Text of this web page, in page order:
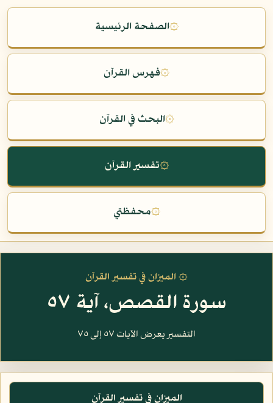
۞الصفحة الرئيسية
۞فهرس القرآن
۞البحث في القرآن
۞تفسير القرآن
۞محفظتي
۞ الميزان في تفسير القرآن
سورة القصص، آية ٥٧
التفسير يعرض الآيات ٥٧ إلى ٧٥
الميزان في تفسير القرآن